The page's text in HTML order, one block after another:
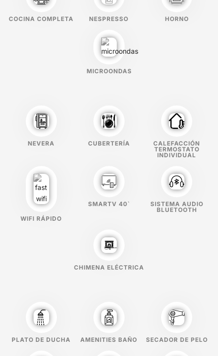
COCINA COMPLETA NESPRESSO HORNO
MICROONDAS
NEVERA CUBERTERÍA
CALEFACCIÓN
TERMOSTATO
INDIVIDUAL
WIFI RÁPIDO
SMARTV 40`
SISTEMA AUDIO
BLUETOOTH
CHIMENA ELÉCTRICA
PLATO DE DUCHA AMENITIES BAÑO SECADOR DE PELO